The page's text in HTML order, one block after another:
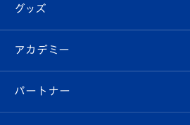
チケット
イベント
メディア
スタッフプロフィール
マスコット紹介
Revive Team
ヴィヴィくんの長崎おもてなしガイド
フォトギャラリー
スタジアムグルメ
チケット
V-LOVERS（ファンクラブ）
プレイヤーズスイート
グッズ
オンラインショップ
店舗情報
アカデミー
育成からのお知らせ
パートナー